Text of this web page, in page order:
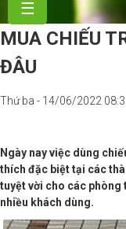
Bảng giá
Tin Tức
☰
MUA CHIẾU
ĐÂU
Thứ ba - 14/06/2022
Ngày nay việc dùng
thích đặc biệt tại các
tuyệt vời cho các
nhiều khách dùng.